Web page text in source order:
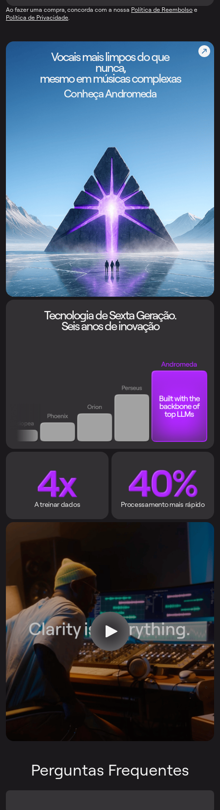
Ao fazer uma compra, concorda com a nossa Política de Reembolso e
Política de Privacidade.
Vocais mais limpos do que
nunca,
mesmo em músicas complexas
Conheça Andromeda
Tecnologia de Sexta Geração.
Seis anos de inovação
A treinar dados Processamento mais rápido
Perguntas Frequentes